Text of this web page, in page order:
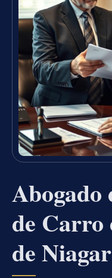
Abogado
de Carro
de